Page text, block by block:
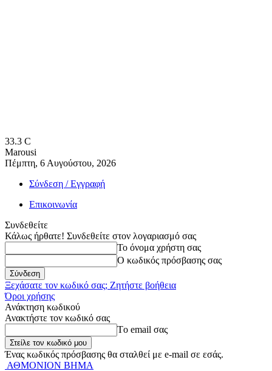
33.3 C
Marousi
Πέμπτη, 6 Αυγούστου, 2026
Σύνδεση / Εγγραφή
Επικοινωνία
Συνδεθείτε
Κάλως ήρθατε! Συνδεθείτε στον λογαριασμό σας
Το όνομα χρήστη σας
Ο κωδικός πρόσβασης σας
Ξεχάσατε τον κωδικό σας; Ζητήστε βοήθεια
Όροι χρήσης
Ανάκτηση κωδικού
Ανακτήστε τον κωδικό σας
Tο email σας
Ένας κωδικός πρόσβασης θα σταλθεί με e-mail σε εσάς.
ΑΘΜΟΝΙΟΝ ΒΗΜΑ